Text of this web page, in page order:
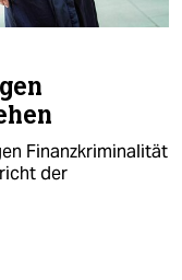
Finanzkriminalität
der